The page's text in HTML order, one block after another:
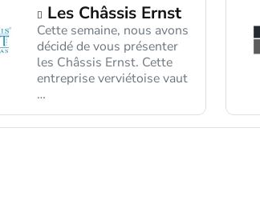
Les Châssis Ernst
Cette semaine, nous avons
décidé de vous présenter
les Châssis Ernst. Cette
entreprise verviétoise vaut
…